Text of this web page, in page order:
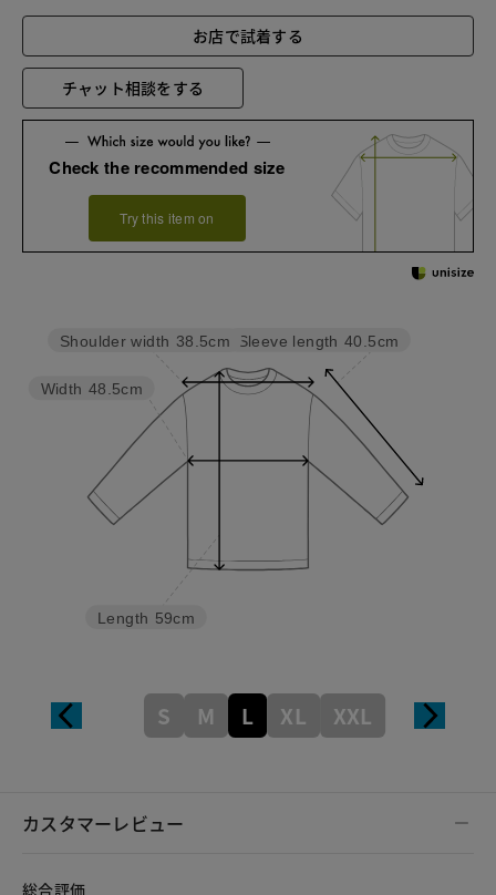
お店で試着する
チャット相談をする
Check the recommended size
Try this item on
Sleeve length 40.5cm
Length 59cm
Width 48.5cm
Shoulder width 38.5cm
S M L XL XXL
カスタマーレビュー
総合評価